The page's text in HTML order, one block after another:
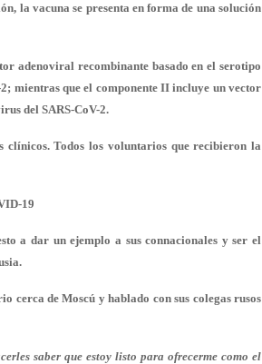
, la vacuna se presenta en forma de una solución
adenoviral recombinante basado en el serotipo
mientras que el componente II incluye un vector
del SARS-CoV-2.
clínicos. Todos los voluntarios que recibieron la
19
a dar un ejemplo a sus connacionales y ser el
cerca de Moscú y hablado con sus colegas rusos
saber que estoy listo para ofrecerme como el